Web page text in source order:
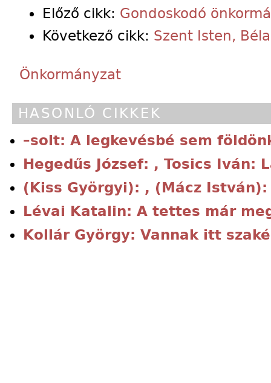
Előző cikk: Gondoskodó
Következő cikk: Szent Isten,
Önkormányzat
HASONLÓ CIKKEK
–solt: A legkevésbé sem
Hegedűs József: , Tosics Iván:
(Kiss Györgyi): , (Mácz
Lévai Katalin: A tettes már
Kollár György: Vannak itt